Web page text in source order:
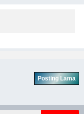
Posting Lama